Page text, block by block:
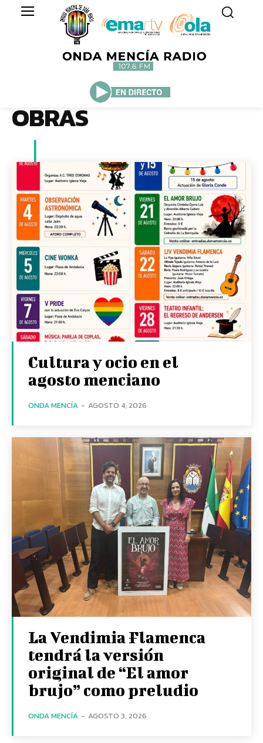
OBRAS
Cultura y ocio en el
agosto menciano
ONDA MENCÍA - AGOSTO 4, 2026
La Vendimia Flamenca
tendrá la versión
original de “El amor
brujo” como preludio
ONDA MENCÍA - AGOSTO 3, 2026